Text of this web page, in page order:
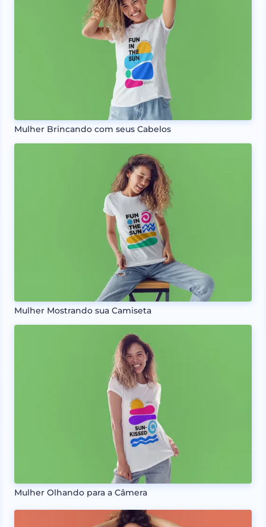
Mulher Brincando com seus Cabelos
Mulher Mostrando sua Camiseta
Mulher Olhando para a Câmera